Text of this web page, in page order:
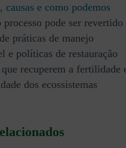
causas e como podemos
processo pode ser revertido
práticas de manejo
e políticas de restauração
recuperem a fertilidade
dos ecossistemas